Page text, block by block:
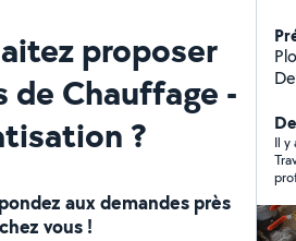
proposer
de Chauffage -
?
aux demandes près
vous !
Il y